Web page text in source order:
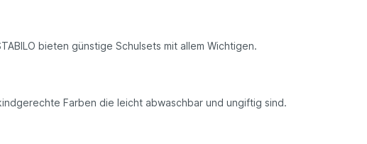
bieten günstige Schulsets mit allem Wichtigen.
Farben die leicht abwaschbar und ungiftig sind.